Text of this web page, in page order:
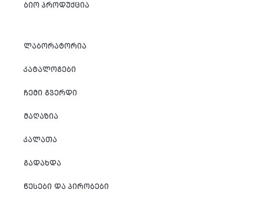
ᲑᲘᲝ ᲞᲠᲝᲓᲣᲥᲪᲘᲐ
ᲚᲐᲑᲝᲠᲐᲢᲝᲠᲘᲐ
ᲙᲐᲢᲐᲚᲝᲒᲔᲑᲘ
ᲩᲔᲛᲘ ᲒᲕᲔᲠᲓᲘ
ᲛᲐᲦᲐᲖᲘᲐ
ᲙᲐᲚᲐᲗᲐ
ᲒᲐᲓᲐᲮᲓᲐ
ᲬᲔᲡᲔᲑᲘ ᲓᲐ ᲞᲘᲠᲝᲑᲔᲑᲘ